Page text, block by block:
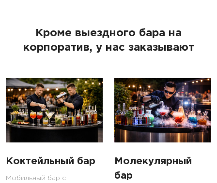
Кроме выездного бара на
корпоратив, у нас заказывают
Коктейльный бар
Мобильный бар с
Молекулярный
бар